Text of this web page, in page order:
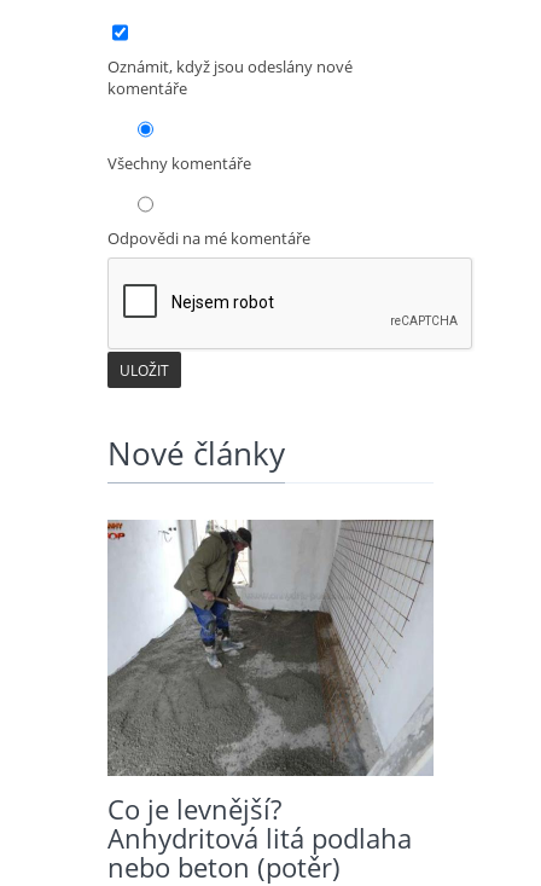
Oznámit, když jsou odeslány nové
komentáře
Všechny komentáře
Odpovědi na mé komentáře
Nové články
Co je levnější?
Anhydritová litá podlaha
nebo beton (potěr)